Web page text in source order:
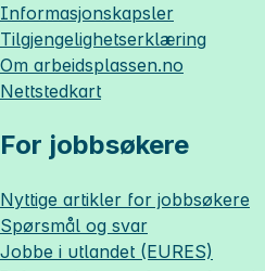
Informasjonskapsler
Tilgjengelighetserklæring
Om arbeidsplassen.no
Nettstedkart
For jobbsøkere
Nyttige artikler for jobbsøkere
Spørsmål og svar
Jobbe i utlandet (EURES)